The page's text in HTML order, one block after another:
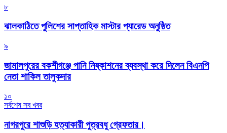
৮
‎ঝালকাঠিতে পুলিশের সাপ্তাহিক মাস্টার প্যারেড অনুষ্ঠিত
৯
জামালপুরের বকশীগঞ্জে পানি নিষ্কাশনের ব্যবস্থা করে দিলেন বিএনপি
নেতা শাকিল তালুকদার
১০
সর্বশেষ সব খবর
নাগরপুরে শাশুড়ি হত্যাকারী পুত্রবধু গ্রেফতার।